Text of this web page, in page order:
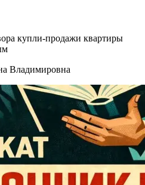
купли-продажи квартиры
Владимировна